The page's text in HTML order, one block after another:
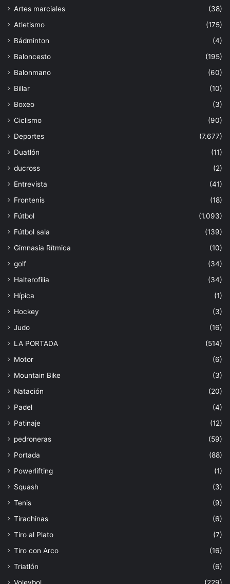
Artes marciales
(38)
Atletismo
(175)
Bádminton
(4)
Baloncesto
(195)
Balonmano
(60)
Billar
(10)
Boxeo
(3)
Ciclismo
(90)
Deportes
(7.677)
Duatlón
(11)
ducross
(2)
Entrevista
(41)
Frontenis
(18)
Fútbol
(1.093)
Fútbol sala
(139)
Gimnasia Rítmica
(10)
golf
(34)
Halterofilia
(34)
Hípica
(1)
Hockey
(3)
Judo
(16)
LA PORTADA
(514)
Motor
(6)
Mountain Bike
(3)
Natación
(20)
Padel
(4)
Patinaje
(12)
pedroneras
(59)
Portada
(88)
Powerlifting
(1)
Squash
(3)
Tenis
(9)
Tirachinas
(6)
Tiro al Plato
(7)
Tiro con Arco
(16)
Triatlón
(6)